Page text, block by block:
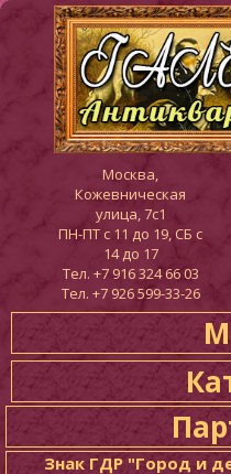
Москва,
Кожевническая
улица, 7с1
ПН-ПТ c 11 до 19, СБ с
14 до 17
Тел. +7 916 324 66 03
Тел. +7 926 599-33-26
Знак ГДР "Город и